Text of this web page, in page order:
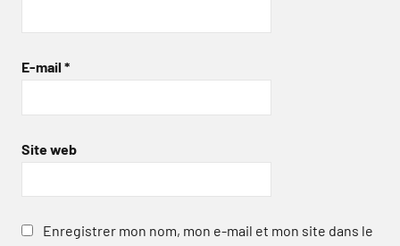
E-mail *
Site web
Enregistrer mon nom, mon e-mail et mon site dans le